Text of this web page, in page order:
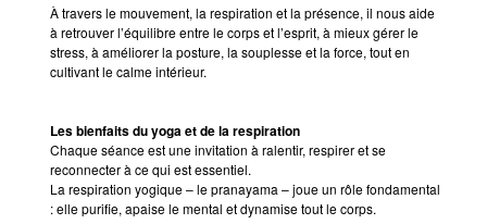
Nos cours
Inscription en ligne
Boutique
Contact
À travers le mouvement, la respiration et la présence, il nous aide
à retrouver l’équilibre entre le corps et l’esprit, à mieux gérer le
stress, à améliorer la posture, la souplesse et la force, tout en
cultivant le calme intérieur.
Les bienfaits du yoga et de la respiration
Chaque séance est une invitation à ralentir, respirer et se
reconnecter à ce qui est essentiel.
La respiration yogique – le pranayama – joue un rôle fondamental
: elle purifie, apaise le mental et dynamise tout le corps.